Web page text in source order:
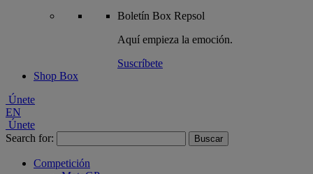
Boletín Box Repsol
Aquí empieza la emoción.
Suscríbete
Shop Box
Únete
EN
Únete
Search for:
Competición